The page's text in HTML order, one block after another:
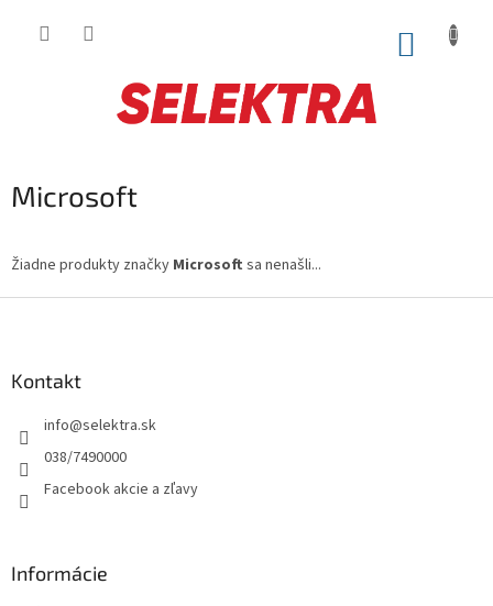
Microsoft
Žiadne produkty značky Microsoft sa nenašli...
Kontakt
info@selektra.sk
038/7490000
Facebook akcie a zľavy
Informácie